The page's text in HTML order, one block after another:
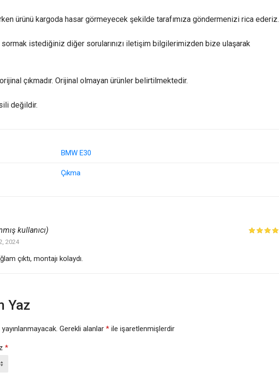
ürünü kargoda hasar görmeyecek şekilde tarafımıza göndermenizi rica ederiz.
istediğiniz diğer sorularınızı iletişim bilgilerimizden bize ulaşarak
çıkmadır. Orijinal olmayan ürünler belirtilmektedir.
değildir.
BMW E30
Çıkma
kullanıcı)
2024
çıktı, montajı kolaydı.
Yaz
Gerekli alanlar * ile işaretlenmişlerdir
*